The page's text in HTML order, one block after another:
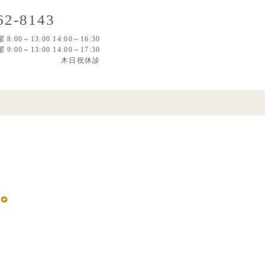
8143
8:00～13:00 14:00～16:30
9:00～13:00 14:00～17:30
木日祝休診